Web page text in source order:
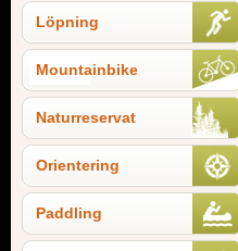
Löpning
Mountainbike
Naturreservat
Orientering
Paddling